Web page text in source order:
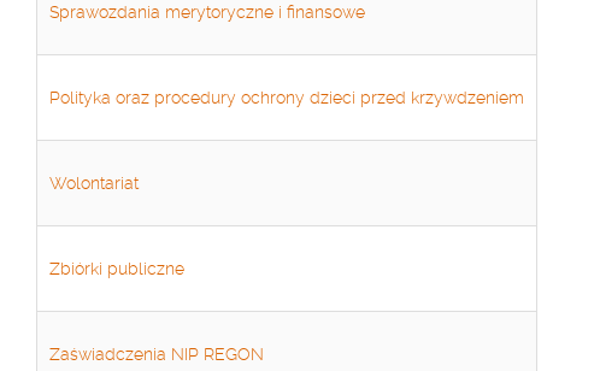
Sprawozdania merytoryczne i finansowe
Polityka oraz procedury ochrony dzieci przed krzywdzeniem
Wolontariat
Zbiórki publiczne
Zaświadczenia NIP REGON